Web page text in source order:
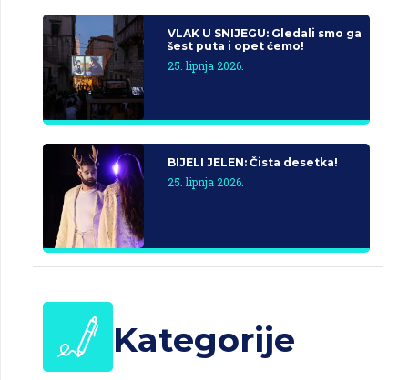
VLAK U SNIJEGU: Gledali smo ga
šest puta i opet ćemo!
25. lipnja 2026.
BIJELI JELEN: Čista desetka!
25. lipnja 2026.
Kategorije